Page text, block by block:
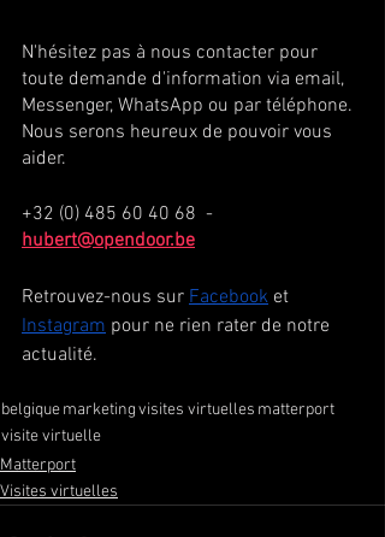
N'hésitez pas à nous contacter pour
toute demande d'information via email,
Messenger, WhatsApp ou par téléphone.
Nous serons heureux de pouvoir vous
aider.
+32 (0) 485 60 40 68  -
hubert@opendoor.be
Retrouvez-nous sur Facebook et
Instagram pour ne rien rater de notre
actualité.
belgiquemarketingvisites virtuelles matterport
visite virtuelle
Matterport
Visites virtuelles